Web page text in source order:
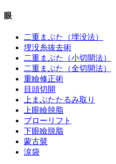
眼
二重まぶた（埋没法）
埋没糸抜去術
二重まぶた（小切開法）
二重まぶた（全切開法）
重瞼修正術
目頭切開
上まぶたたるみ取り
上眼瞼脱脂
ブローリフト
下眼瞼脱脂
蒙古襞
涙袋